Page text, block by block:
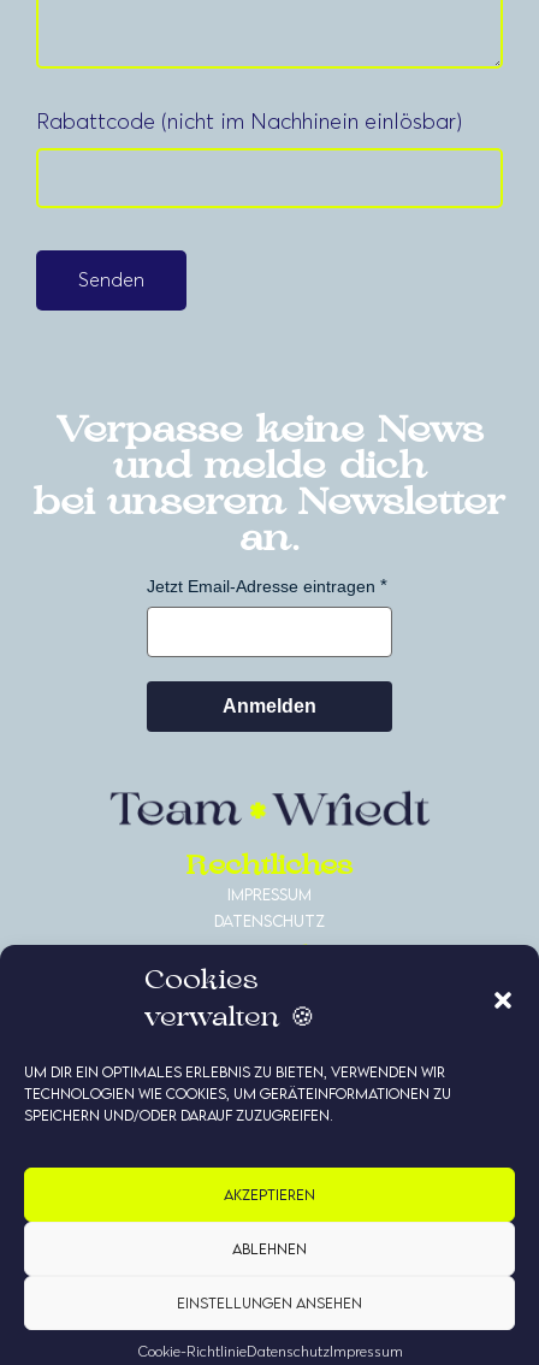
Cookies
verwalten 🍪
Um dir ein optimales Erlebnis zu bieten, verwenden wir
Technologien wie Cookies, um Geräteinformationen zu
speichern und/oder darauf zuzugreifen.
Akzeptieren
Ablehnen
Einstellungen ansehen
Cookie-RichtlinieDatenschutzImpressum
Rabattcode (nicht im Nachhinein einlösbar)
Verpasse keine News
und melde dich
bei unserem Newsletter
an.
Jetzt Email-Adresse eintragen
Anmelden
Rechtliches
Impressum
Datenschutz
RUFNUMMER VERMÖGENSBERATUNG:
0451 69396770
0451 69396773
Rebekka Groß Steuerberatung
The Female Connection
Mit ♡ zum Webdesign